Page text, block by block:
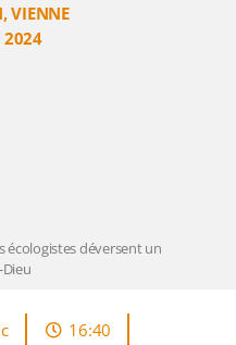
,VIENNE
2024
écologistes déversent un
16:40